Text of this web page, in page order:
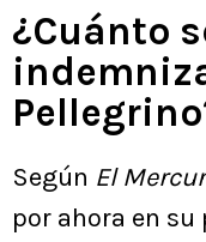
¿Cuánto
Según El
por ahora en su